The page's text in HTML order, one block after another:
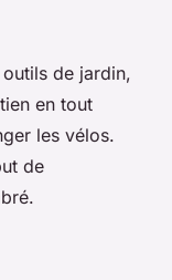
de jardin,
en tout
les vélos.
de